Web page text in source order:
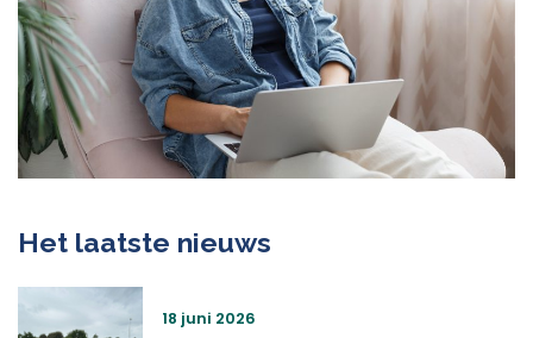
Het laatste nieuws
18 juni 2026